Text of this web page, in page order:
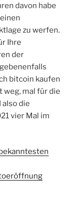
davon habe
zu werfen.
Ihre
der
bitcoin kaufen
weg, mal für die
die
vier Mal im